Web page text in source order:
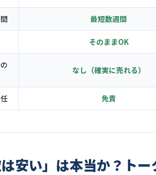
最短数週間
そのままOK
なし（確実に売れる）
免責
は安い」は本当か？ト